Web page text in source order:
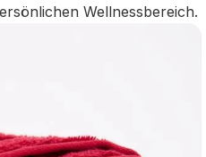
Wellnessbereich.